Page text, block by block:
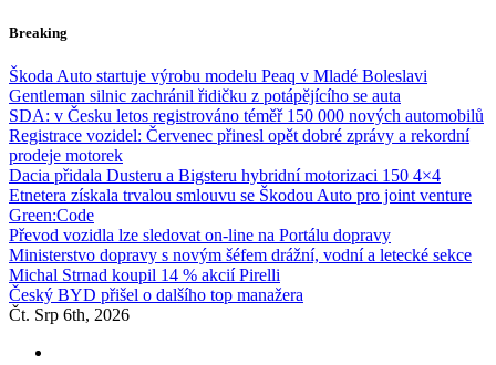
Skip
content
Breaking
Škoda Auto startuje výrobu modelu Peaq v Mladé Boleslavi
Gentleman silnic zachránil řidičku z potápějícího se auta
SDA: v Česku letos registrováno téměř 150 000 nových automobilů
Registrace vozidel: Červenec přinesl opět dobré zprávy a rekordní
prodeje motorek
Dacia přidala Dusteru a Bigsteru hybridní motorizaci 150 4×4
Etnetera získala trvalou smlouvu se Škodou Auto pro joint venture
Green:Code
Převod vozidla lze sledovat on-line na Portálu dopravy
Ministerstvo dopravy s novým šéfem drážní, vodní a letecké sekce
Michal Strnad koupil 14 % akcií Pirelli
Český BYD přišel o dalšího top manažera
Čt. Srp 6th, 2026